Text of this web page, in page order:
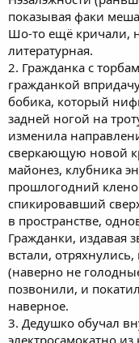
показывая факи
Шо-то ещё кричали,
литературная.
2. Гражданка с
гражданкой
бобика, который
задней ногой на
изменила
сверкающую новой
майонез, клубника
прошлогодний
спикировавший
в пространстве,
Гражданки, издавая
встали,
(наверно не
позвонили, и
наверное.
3. Дедушко обучал
электросамокатно